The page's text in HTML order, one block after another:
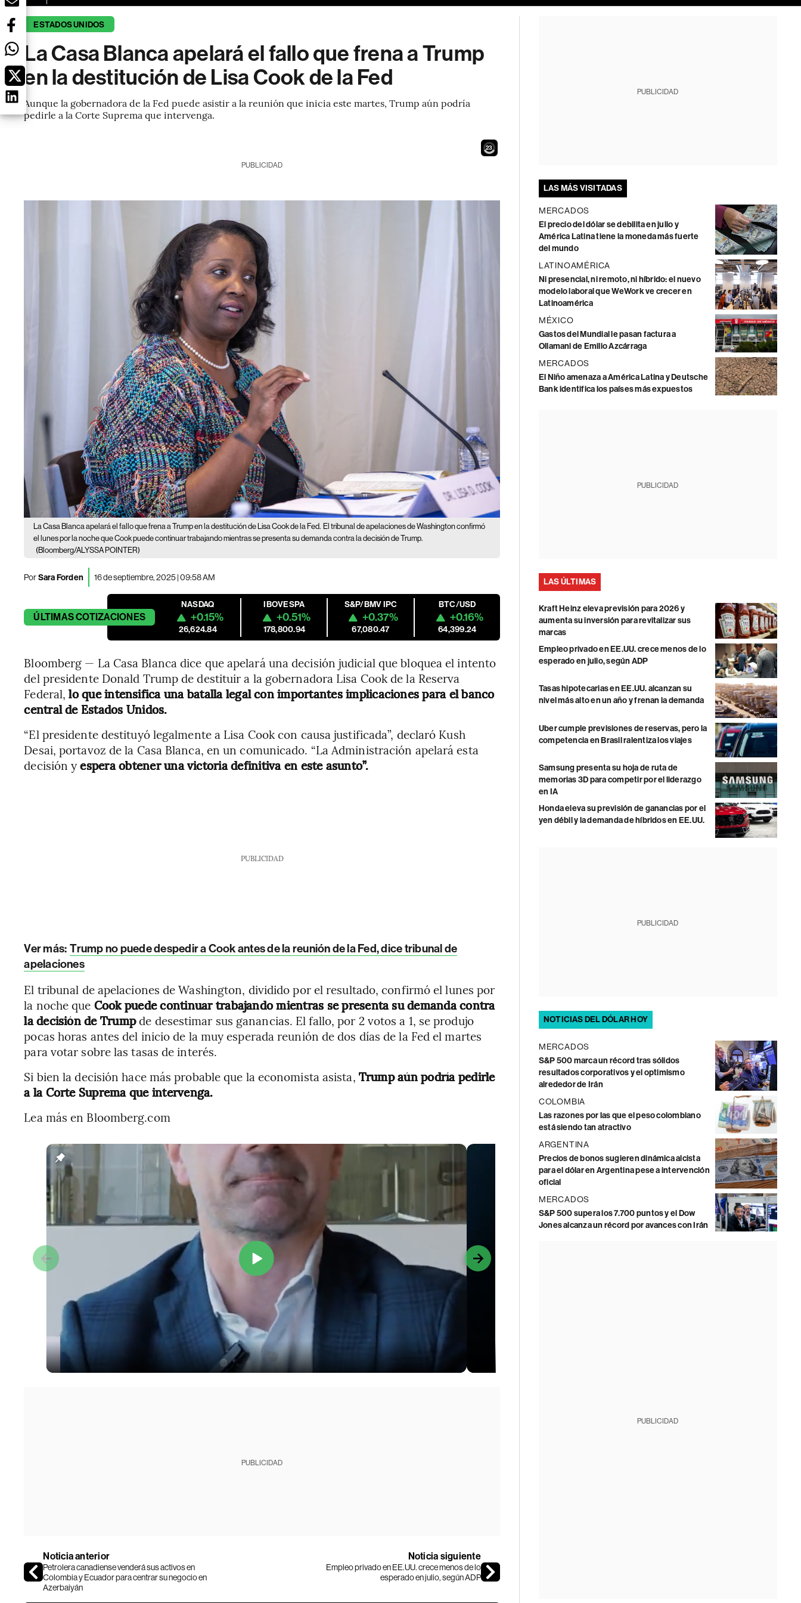
ESTADOS UNIDOS
La Casa Blanca apelará el fallo que frena a Trump
en la destitución de Lisa Cook de la Fed
Aunque la gobernadora de la Fed puede asistir a la reunión que inicia este martes, Trump aún podría
pedirle a la Corte Suprema que intervenga.
21
PUBLICIDAD
La Casa Blanca apelará el fallo que frena a Trump en la destitución de Lisa Cook de la Fed. El tribunal de apelaciones de Washington confirmó
el lunes por la noche que Cook puede continuar trabajando mientras se presenta su demanda contra la decisión de Trump.
(Bloomberg/ALYSSA POINTER)
PorSara Forden 16 de septiembre, 2025 | 09:58 AM
ÚLTIMASCOTIZACIONES
NASDAQ
+0.15%
26,624.84
IBOVESPA
+0.51%
178,800.94
S&P/BMV IPC
+0.37%
67,080.47
BTC/USD
+0.16%
64,399.24
Bloomberg — La Casa Blanca dice que apelará una decisión judicial que bloquea el intento
del presidente Donald Trump de destituir a la gobernadora Lisa Cook de la Reserva
Federal, lo que intensifica una batalla legal con importantes implicaciones para el banco
central de Estados Unidos.
“El presidente destituyó legalmente a Lisa Cook con causa justificada”, declaró Kush
Desai, portavoz de la Casa Blanca, en un comunicado. “La Administración apelará esta
decisión yespera obtener una victoria definitiva en este asunto”.
PUBLICIDAD
Ver más: Trump no puede despedir a Cook antes de la reunión de la Fed, dice tribunal de
apelaciones
El tribunal de apelaciones de Washington, dividido por el resultado, confirmó el lunes por
la noche que Cook puede continuar trabajando mientras se presenta su demanda contra
la decisión de Trumpde desestimar sus ganancias. El fallo, por 2 votos a 1, se produjo
pocas horas antes del inicio de la muy esperada reunión de dos días de la Fed el martes
para votar sobre las tasas de interés.
Si bien la decisión hace más probable que la economista asista, Trump aún podría pedirle
a la Corte Suprema que intervenga.
Lea más en Bloomberg.com
PUBLICIDAD
Noticia anterior
Petrolera canadiense venderá sus activos en
Colombia y Ecuador para centrar su negocio en
Azerbaiyán
Noticia siguiente
Empleo privado en EE.UU. crece menos de lo
esperado en julio, según ADP
PUBLICIDAD
LAS MÁS VISITADAS
MERCADOS
El precio del dólar se debilita en julio y
América Latina tiene la moneda más fuerte
del mundo
LATINOAMÉRICA
Ni presencial, ni remoto, ni híbrido: el nuevo
modelo laboral que WeWork ve crecer en
Latinoamérica
MÉXICO
Gastos del Mundial le pasan factura a
Ollamani de Emilio Azcárraga
MERCADOS
El Niño amenaza a América Latina y Deutsche
Bank identifica los países más expuestos
PUBLICIDAD
LAS ÚLTIMAS
Kraft Heinz eleva previsión para 2026 y
aumenta su inversión para revitalizar sus
marcas
Empleo privado en EE.UU. crece menos de lo
esperado en julio, según ADP
Tasas hipotecarias en EE.UU. alcanzan su
nivel más alto en un año y frenan la demanda
Uber cumple previsiones de reservas, pero la
competencia en Brasil ralentiza los viajes
Samsung presenta su hoja de ruta de
memorias 3D para competir por el liderazgo
en IA
Honda eleva su previsión de ganancias por el
yen débil y la demanda de híbridos en EE.UU.
PUBLICIDAD
NOTICIAS DEL DÓLAR HOY
MERCADOS
S&P 500 marca un récord tras sólidos
resultados corporativos y el optimismo
alrededor de Irán
COLOMBIA
Las razones por las que el peso colombiano
está siendo tan atractivo
ARGENTINA
Precios de bonos sugieren dinámica alcista
para el dólar en Argentina pese a intervención
oficial
MERCADOS
S&P 500 supera los 7.700 puntos y el Dow
Jones alcanza un récord por avances con Irán
PUBLICIDAD